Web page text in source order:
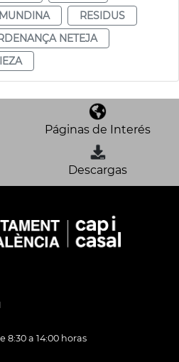
RESIDUS
NETEJA
Páginas de Interés
Descargas
8:30 a 14:00 horas